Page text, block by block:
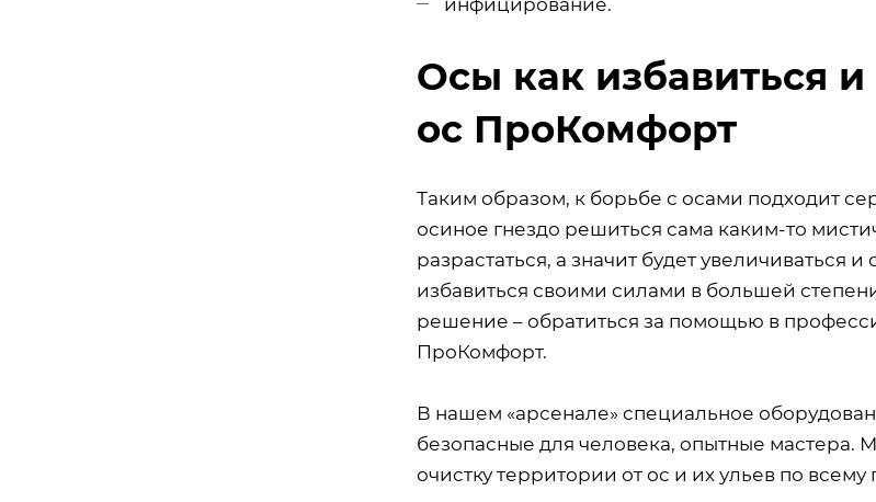
Осы как избавиться
ос ПроКомфорт
Таким образом, к борьбе с осами подходит
осиное гнездо решиться сама каким-то
разрастаться, а значит будет увеличиваться
избавиться своими силами в большей
решение – обратиться за помощью в
ПроКомфорт.
В нашем «арсенале» специальное
безопасные для человека, опытные
очистку территории от ос и их ульев по